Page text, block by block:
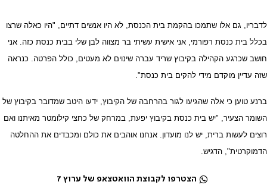
לדבריו, גם אלו שתמכו בהקמת בית הכנסת, לא היו אנשים דתיים, "היו כאלה שרצו
בכלל בית כנסת רפורמי, אני אישית עשיתי בר מצווה לבן שלי בבית כנסת כזה. אני
חושב שכרגע הקהילה בקיבוץ שריד עברה שינוים לא מעטים, כולל הפרטה. כנראה
שזה עדיין מוקדם מידי להקים בית כנסת".
ברנע טוען כי אלה שהגיעו לגור בהרחבה של הקיבוץ, ידעו היטב שמדובר בקיבוץ של
השומר הצעיר, "יש בית כנסת בקיבוץ יפעת, במרחק של כחצי קילומטר מאיתנו ואם
רוצים לעשות ברית, יש לנו מועדון. אנחנו אוהבים את כולם ומכבדים את ההחלטה
הדמוקרטית", הדגיש.
הצטרפו לקבוצת הוואטצאפ של ערוץ 7